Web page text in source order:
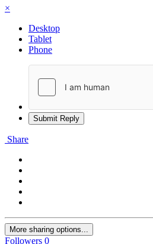
×
Desktop
Tablet
Phone
Submit Reply
Share
More sharing options...
Followers 0